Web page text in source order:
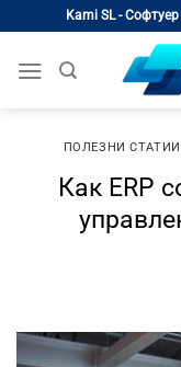
content
Kami SL -
ПОЛЕЗНИ
Как ERP